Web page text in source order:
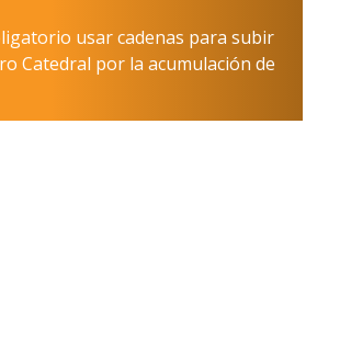
usar cadenas para subir
Catedral por la acumulación de